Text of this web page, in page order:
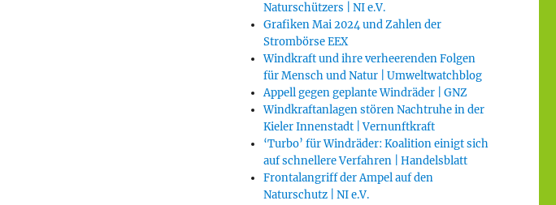
Naturschützers | NI e.V.
Grafiken Mai 2024 und Zahlen der
Strombörse EEX
Windkraft und ihre verheerenden Folgen
für Mensch und Natur | Umweltwatchblog
Appell gegen geplante Windräder | GNZ
Windkraftanlagen stören Nachtruhe in der
Kieler Innenstadt | Vernunftkraft
‘Turbo’ für Windräder: Koalition einigt sich
auf schnellere Verfahren | Handelsblatt
Frontalangriff der Ampel auf den
Naturschutz | NI e.V.